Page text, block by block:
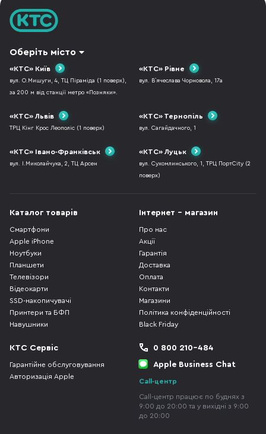
Оберіть місто
«КТС» Київ
вул. О.Мишуги, 4, ТЦ Піраміда (1 поверх),
за 200 м від станції метро «Позняки».
«КТС» Рівне
вул. В`ячеслава Чорновола, 17а
«КТС» Львів
ТРЦ Кінг Крос Леополіс (1 поверх)
«КТС» Тернопіль
вул. Сагайдачного, 1
«КТС» Івано-Франківськ
вул. І.Миколайчука, 2, ТЦ Арсен
«КТС» Луцьк
вул. Сухомлинського, 1, ТРЦ ПортCity (2
поверх)
Каталог товарів
Смартфони
Apple iPhone
Ноутбуки
Планшети
Телевізори
Відеокарти
SSD-накопичувачі
Принтери та БФП
Навушники
Інтернет - магазин
Про нас
Акції
Гарантія
Доставка
Оплата
Контакти
Магазини
Політика конфіденційності
Black Friday
КТС Сервіс
Гарантійне обслуговування
Авторизація Apple
0 800 210-484
Apple Business Chat
Call-центр
Call-центр працює по буднях з
9:00 до 20:00 та у вихідні з 9:00
до 20:00